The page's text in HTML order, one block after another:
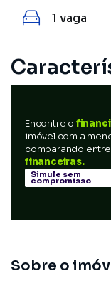
1 vaga
Encontre o
imóvel com a
comparando entre
financeiras.
Simule sem
compromisso
Sobre o